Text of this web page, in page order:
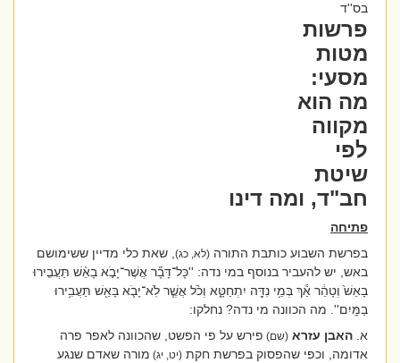
בס''ד
פרשות
מטות
מסעי:
מה הוא
מקווה
לפי
שיטת
חב"ד, ומה דינו
פתיחה
בפרשת השבוע כותבת התורה(לא, כג) , שאת כלי מדיין ששימושם
באש, יש להעביר בנוסף במי נדה: ''כָּל־דָּבָ֞ר אֲשֶׁר־יָבֹ֣א בָאֵ֗שׁ תַּעֲבִ֤ירוּ
בָאֵשׁ֙ וְטָהֵ֔ר אַ֕ךְ בְּמֵ֥י נִדָּ֖ה יִתְחַטָּ֑א וְכֹ֨ל אֲשֶׁ֧ר לֹֽא־יָבֹ֛א בָּאֵ֖שׁ תַּעֲבִ֥ירוּ
בַמָּֽיִם''. מה הכוונה מי נדה? נחלקו:
א.האבן עזרא (שם)פירש על פי הפשט, שהכוונה לאפר פרה
אדומה, וכפי שהפסוק בפרשת חקת(יט, יג) מורה שאדם שנגע